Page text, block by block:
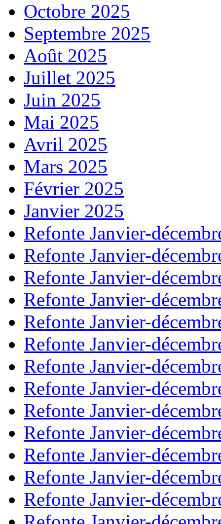
Octobre 2025
Septembre 2025
Août 2025
Juillet 2025
Juin 2025
Mai 2025
Avril 2025
Mars 2025
Février 2025
Janvier 2025
Refonte Janvier-
Refonte Janvier-
Refonte Janvier-
Refonte Janvier-
Refonte Janvier-
Refonte Janvier-
Refonte Janvier-
Refonte Janvier-
Refonte Janvier-
Refonte Janvier-
Refonte Janvier-
Refonte Janvier-
Refonte Janvier-